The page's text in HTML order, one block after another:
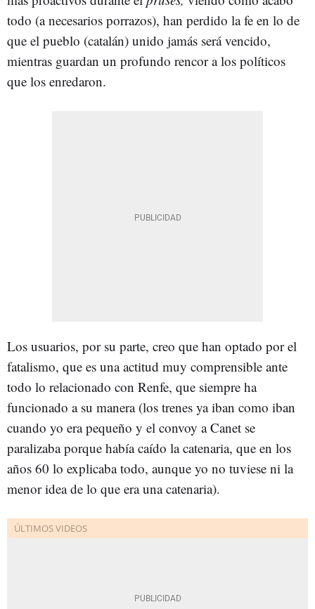
todo (a necesarios porrazos), han perdido la fe en lo de
que el pueblo (catalán) unido jamás será vencido,
mientras guardan un profundo rencor a los políticos
que los enredaron.
Los usuarios, por su parte, creo que han optado por el
fatalismo, que es una actitud muy comprensible ante
todo lo relacionado con Renfe, que siempre ha
funcionado a su manera (los trenes ya iban como iban
cuando yo era pequeño y el convoy a Canet se
paralizaba porque había caído la catenaria, que en los
años 60 lo explicaba todo, aunque yo no tuviese ni la
menor idea de lo que era una catenaria).